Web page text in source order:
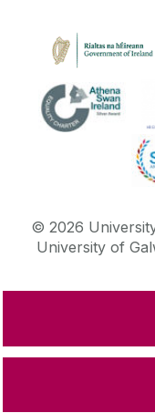
© 2026
University of
CONTACT